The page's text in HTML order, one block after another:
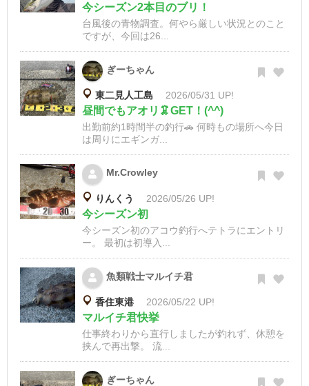
今シーズン2本目のブリ！
台風後の青物調査。何やら厳しい状況とのこと
ですが、今回は26...
ぎーちゃん
東二見人工島 2026/05/31 UP!
昼間でもアオリ🦑GET！(^^)
出勤前約1時間半の釣行🚗 何時もの場所へ今日
は周りにエギンガ...
Mr.Crowley
りんくう 2026/05/26 UP!
今シーズン初
今シーズン初のアコウ釣行へテトラにエントリ
ー。 最初は初導入...
魚類戦士マルイチ君
香住東港 2026/05/22 UP!
マルイチ君快挙
仕事終わりから直行しましたが釣れず、休憩を
挟んで再出撃。 流...
ぎーちゃん